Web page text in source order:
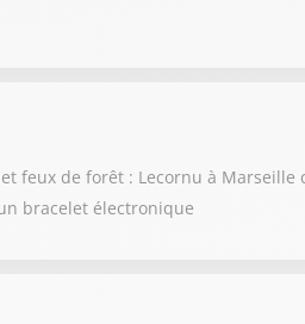
feux de forêt : Lecornu à
bracelet électronique